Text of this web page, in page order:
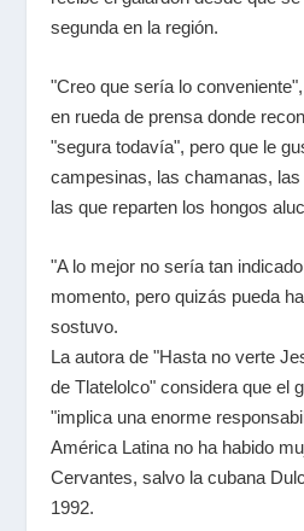
segunda en la región.
"Creo que sería lo
en rueda de prensa donde
"segura todavía", pero que le
campesinas, las chamanas,
las que reparten los hongos
"A lo mejor no sería tan
momento, pero quizás pueda
sostuvo.
La autora de "Hasta no verte
de Tlatelolco" considera que el
"implica una enorme
América Latina no ha habido
Cervantes, salvo la cubana
1992.